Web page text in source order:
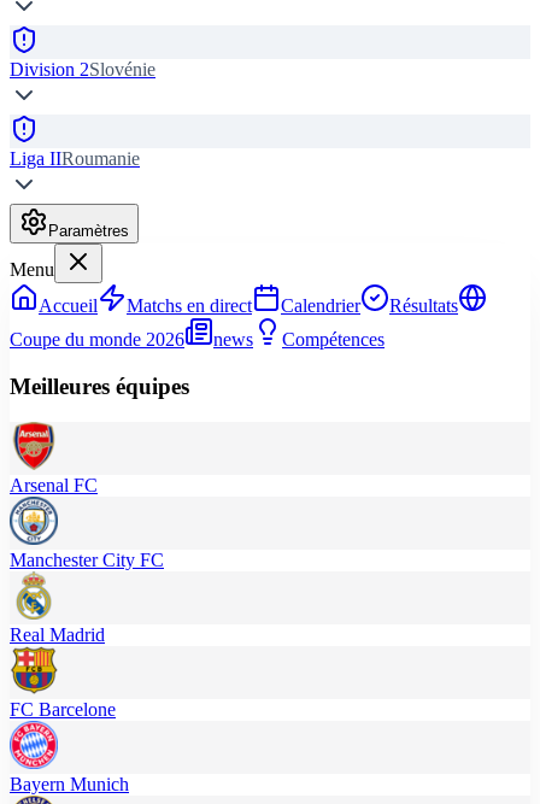
Division 2Slovénie
Liga IIRoumanie
Paramètres
Menu
Accueil
Matchs en direct Calendrier
Résultats
Coupe du monde 2026
news Compétences
Meilleures équipes
Arsenal FC
Manchester City FC
Real Madrid
FC Barcelone
Bayern Munich